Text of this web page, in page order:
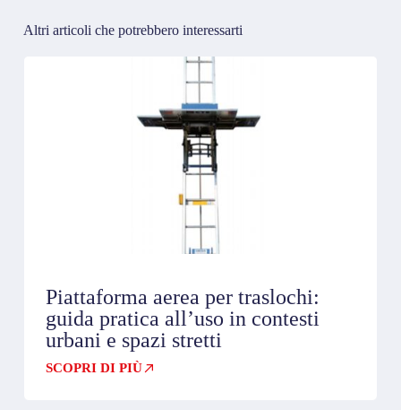
Altri articoli che potrebbero interessarti
Piattaforma aerea per traslochi:
guida pratica all’uso in contesti
urbani e spazi stretti
SCOPRI DI PIÙ